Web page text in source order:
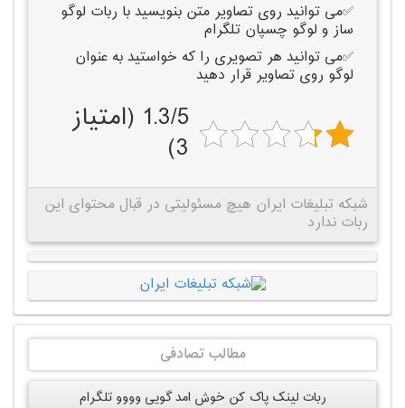
✅می توانید روی تصاویر متن بنویسید با ربات لوگو
ساز و لوگو چسپان تلگرام
✅می توانید هر تصویری را که خواستید به عنوان
لوگو روی تصاویر قرار دهید
1.3/5 (امتیاز
3)
شبکه تبلیغات ایران هیچ مسئولیتی در قبال محتوای این
ربات ندارد
مطالب تصادفی
ربات لینک پاک کن خوش امد گویی وووو تلگرام